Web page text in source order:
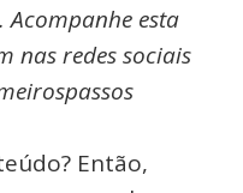
Acompanhe esta
nas redes sociais
Então,